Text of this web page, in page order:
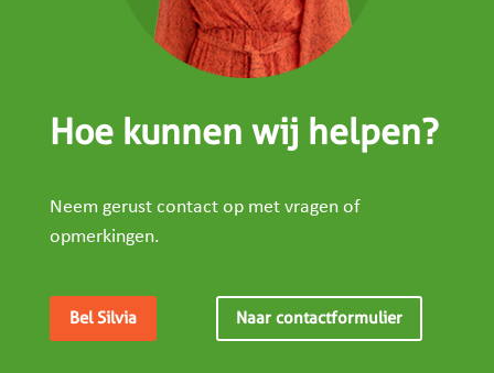
Hoe kunnen wij helpen?
Neem gerust contact op met vragen of
opmerkingen.
Bel Silvia Naar contactformulier